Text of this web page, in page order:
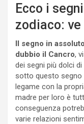
Ecco i
zodiaco:
Il segno in
dubbio il Cancro,
dei segni più dolci
sotto questo segno
legame con la
madre per loro è
conseguenza
varie relazioni